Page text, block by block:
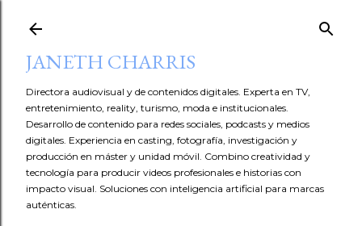
JANETH CHARRIS
Directora audiovisual y de contenidos digitales. Experta en TV,
entretenimiento, reality, turismo, moda e institucionales.
Desarrollo de contenido para redes sociales, podcasts y medios
digitales. Experiencia en casting, fotografía, investigación y
producción en máster y unidad móvil. Combino creatividad y
tecnología para producir videos profesionales e historias con
impacto visual. Soluciones con inteligencia artificial para marcas
auténticas.